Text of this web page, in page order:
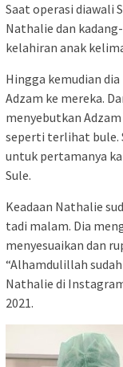
Saat operasi diawali
Nathalie dan
kelahiran anak
Hingga kemudian
Adzam ke mereka.
menyebutkan
seperti terlihat bule.
untuk pertamanya
Sule.
Keadaan Nathalie
tadi malam. Dia
menyesuaikan dan
“Alhamdulillah
Nathalie di
2021.